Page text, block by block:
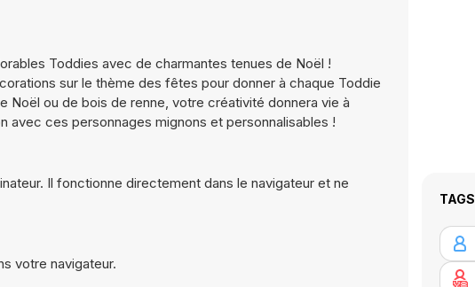
Toddies avec de charmantes tenues de Noël !
sur le thème des fêtes pour donner à chaque Toddie
Noël ou de bois de renne, votre créativité donnera vie à
ces personnages mignons et personnalisables !
Il fonctionne directement dans le navigateur et ne
votre navigateur.
TAGS